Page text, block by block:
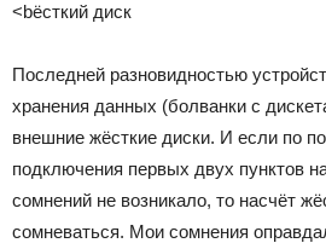
<bёсткий диск
Последней разновидностью
хранения данных (болванки с
внешние жёсткие диски. И если по
подключения первых двух пунктов
сомнений не возникало, то насчёт
сомневаться. Мои сомнения